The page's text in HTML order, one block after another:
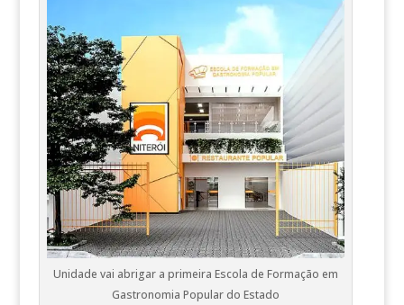
Unidade vai abrigar a primeira Escola de Formação em
Gastronomia Popular do Estado